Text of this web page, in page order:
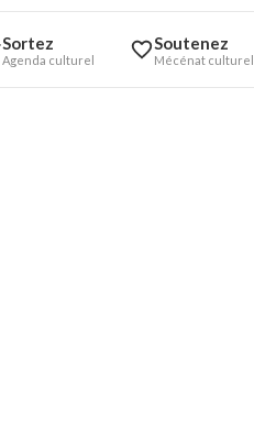
Sortez
Agenda culturel
Soutenez
Mécénat culturel